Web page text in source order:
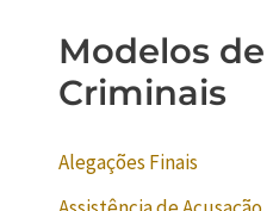
Modelos
Criminais
Alegações Finais